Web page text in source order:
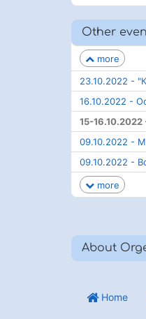
Other
more
23.10.2022 -
16.10.2022 -
15-16.10.2022
09.10.2022 -
09.10.2022 -
more
About
Home